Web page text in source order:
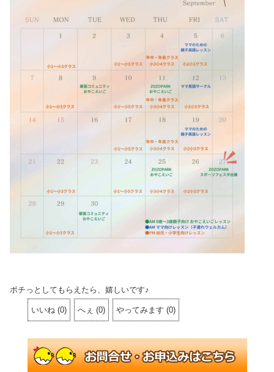
ポチっとしてもらえたら、嬉しいです♪
いいね (0) へぇ (0) やってみます (0)